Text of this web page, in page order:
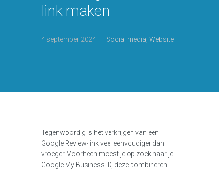
link maken
4 september 2024 Social media Website
Tegenwoordig is het verkrijgen van een
Google Review-link veel eenvoudiger dan
vroeger. Voorheen moest je op zoek naar je
Google My Business ID, deze combineren